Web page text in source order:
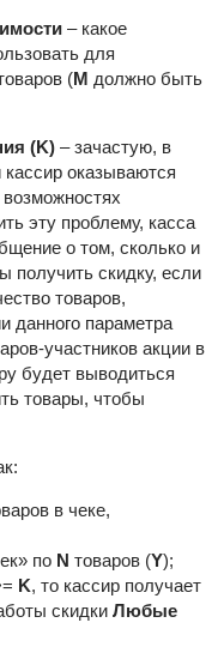
–какое
для
(M должно быть
(K) – зачастую, в
оказываются
эту проблему, касса
о том, сколько и
получить скидку, если
товаров,
данного параметра
участников акции в
будет выводиться
товары, чтобы
в чеке,
по N товаров (Y);
K, то кассир получает
скидки Любые